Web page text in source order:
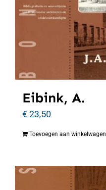
Eibink, A.
€23,50
Toevoegen aan winkelwagen